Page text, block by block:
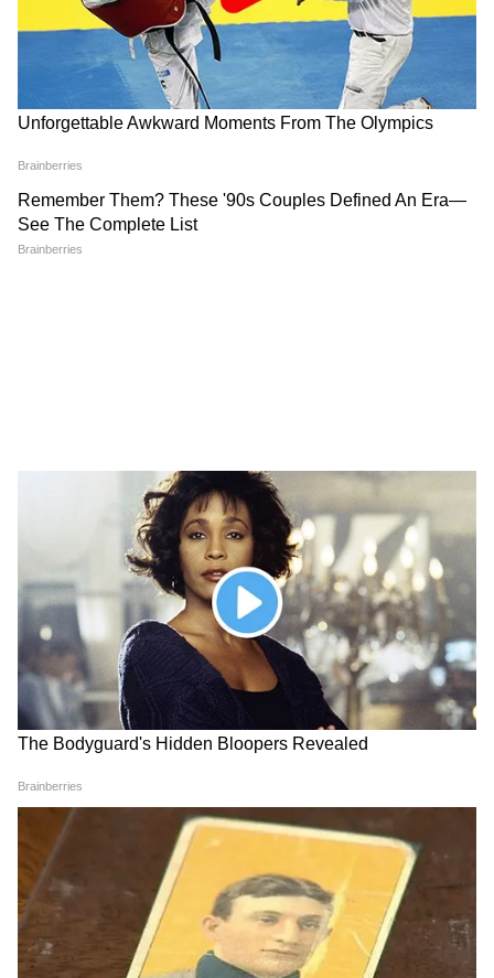
Golmaal 5 Release Date पर
बड़ा खुलासा, मेकर्स ने क्लियर कर
दिया पूरा डाउट!
2026 का सबसे बड़ा धमाका, एक
ही तारीख को आ रहीं अक्षय कुमार
की 2 फ़िल्में! 'फौजी' से भी होगा
क्लैश?
LATEST VIDEOS
CJP के अंदर हो गई कलह, Abhijeet Dipke
के ही खिलाफ हो गए कई लोग!